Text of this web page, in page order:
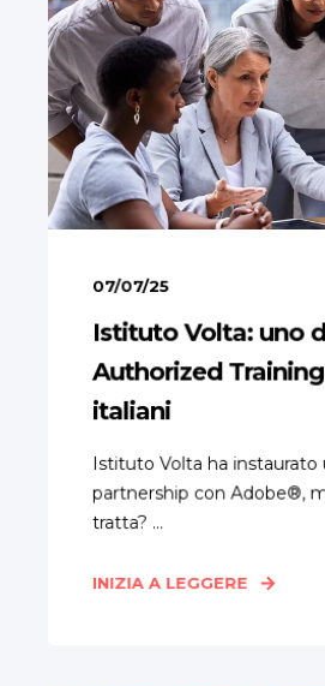
07/07/25
Istituto Volta: uno
Authorized
italiani
Istituto Volta ha instaurato
partnership con Adobe®,
tratta? ...
INIZIA A LEGGERE